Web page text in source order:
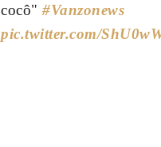
cocô" #Vanzonews
pic.twitter.com/